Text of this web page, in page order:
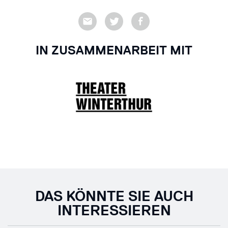
IN ZUSAMMENARBEIT MIT
DAS KÖNNTE SIE AUCH
INTERESSIEREN